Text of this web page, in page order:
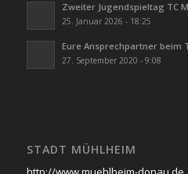
Zweiter Jugendspieltag TC
25. Januar 2026 - 18:25
Eure Ansprechpartner beim
27. September 2020 - 9:08
STADT MÜHLHEIM